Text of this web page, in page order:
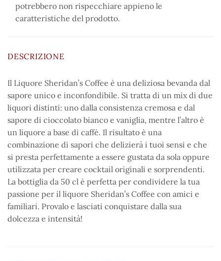
potrebbero non rispecchiare appieno le
caratteristiche del prodotto.
DESCRIZIONE
Il Liquore Sheridan’s Coffee è una deliziosa bevanda dal
sapore unico e inconfondibile. Si tratta di un mix di due
liquori distinti: uno dalla consistenza cremosa e dal
sapore di cioccolato bianco e vaniglia, mentre l’altro è
un liquore a base di caffè. Il risultato è una
combinazione di sapori che delizierà i tuoi sensi e che
si presta perfettamente a essere gustata da sola oppure
utilizzata per creare cocktail originali e sorprendenti.
La bottiglia da 50 cl è perfetta per condividere la tua
passione per il liquore Sheridan’s Coffee con amici e
familiari. Provalo e lasciati conquistare dalla sua
dolcezza e intensità!